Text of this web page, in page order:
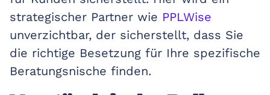
strategischer Partner wie PPLWise
unverzichtbar, der sicherstellt, dass Sie
die richtige Besetzung für Ihre spezifische
Beratungsnische finden.